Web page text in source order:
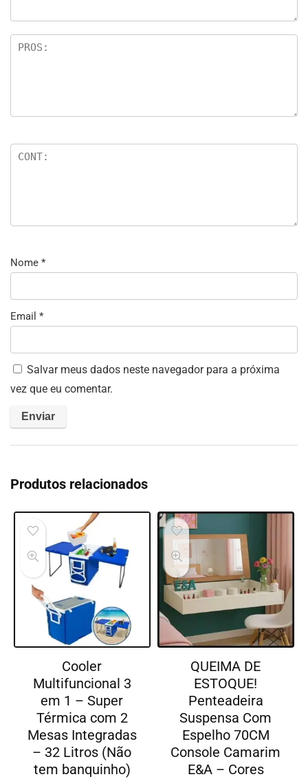
Nome *
Email *
Salvar meus dados neste navegador para a próxima
vez que eu comentar.
Produtos relacionados
Cooler
Multifuncional 3
em 1 – Super
Térmica com 2
Mesas Integradas
– 32 Litros (Não
tem banquinho)
QUEIMA DE
ESTOQUE!
Penteadeira
Suspensa Com
Espelho 70CM
Console Camarim
E&A – Cores